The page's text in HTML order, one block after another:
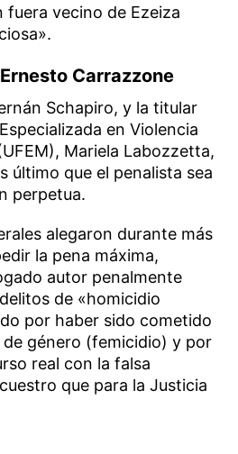
fuera vecino de Ezeiza
Carrazzone
Schapiro, y la titular
en Violencia
Mariela Labozzetta,
último que el penalista sea
perpetua.
alegaron durante más
la pena máxima,
autor penalmente
de «homicidio
por haber sido cometido
género (femicidio) y por
real con la falsa
que para la Justicia